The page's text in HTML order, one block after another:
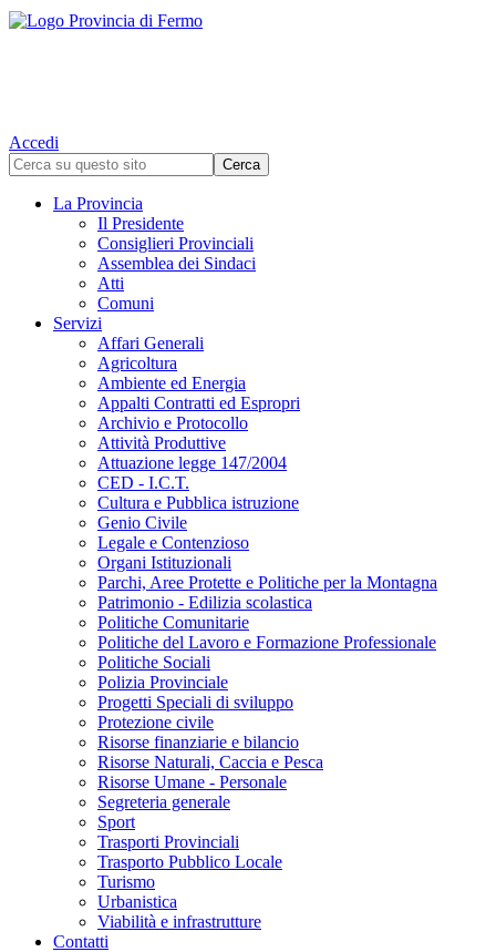
Accedi
La Provincia
Il Presidente
Consiglieri Provinciali
Assemblea dei Sindaci
Atti
Comuni
Servizi
Affari Generali
Agricoltura
Ambiente ed Energia
Appalti Contratti ed Espropri
Archivio e Protocollo
Attività Produttive
Attuazione legge 147/2004
CED - I.C.T.
Cultura e Pubblica istruzione
Genio Civile
Legale e Contenzioso
Organi Istituzionali
Parchi, Aree Protette e Politiche per la Montagna
Patrimonio - Edilizia scolastica
Politiche Comunitarie
Politiche del Lavoro e Formazione Professionale
Politiche Sociali
Polizia Provinciale
Progetti Speciali di sviluppo
Protezione civile
Risorse finanziarie e bilancio
Risorse Naturali, Caccia e Pesca
Risorse Umane - Personale
Segreteria generale
Sport
Trasporti Provinciali
Trasporto Pubblico Locale
Turismo
Urbanistica
Viabilità e infrastrutture
Contatti